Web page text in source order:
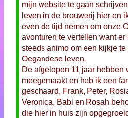
mijn website te gaan
leven in de brouwerij hier en
even de tijd nemen om onze
avonturen te vertellen want er
steeds animo om een kijkje te
Oegandese leven.
De afgelopen 11 jaar hebben
meegemaakt en heb ik een
geschaard, Frank, Peter,
Veronica, Babi en Rosah
die hier in huis zijn